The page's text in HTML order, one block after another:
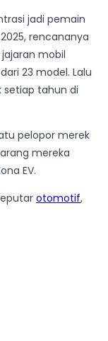
jadi pemain
rencananya
mobil
23 model. Lalu
setiap tahun di
pelopor merek
mereka
EV.
otomotif,